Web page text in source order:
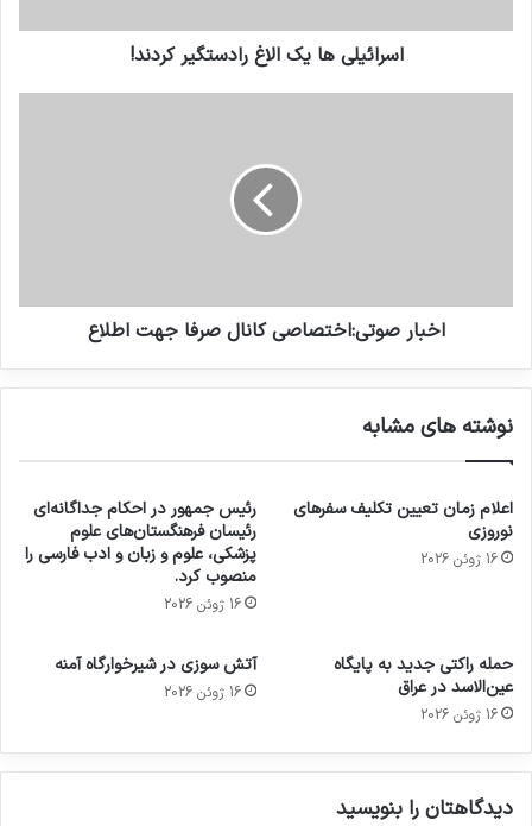
امکانات چه کرده‌ام. به‌جای اینکه پاسخگویی کنم،
نقش مدعی را علیه این و آن بازی کنم؛ مردم این را
اسرائیلی ها یک الاغ رادستگیر کردند!
اخبار صوتي:اختصاصي کانال صرفا جهت اطلاع
نوشته های مشابه
اعلام زمان تعیین تکلیف سفرهای
نوروزی
16 ژوئن 2026
رئیس جمهور در احکام جداگانه‌ای
رئیسان فرهنگستان‌های علوم
پزشکی، علوم و زبان و ادب فارسی را
منصوب کرد.
16 ژوئن 2026
حمله راکتی جدید به پایگاه
عین‌الاسد در عراق
16 ژوئن 2026
آتش سوزی در شیرخوارگاه آمنه
16 ژوئن 2026
دیدگاهتان را بنویسید